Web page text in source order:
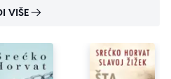
VIŠE